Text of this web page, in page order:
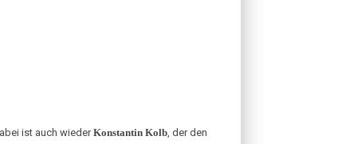
ist auch wiederKonstantin Kolb, der den